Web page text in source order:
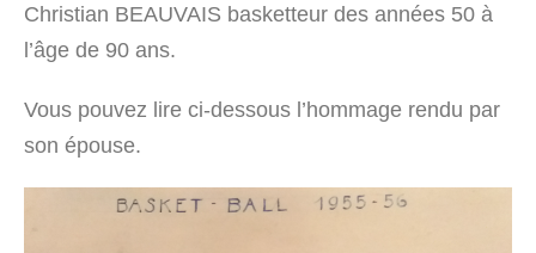
Christian BEAUVAIS basketteur des années 50 à
l’âge de 90 ans.
Vous pouvez lire ci-dessous l’hommage rendu par
son épouse.